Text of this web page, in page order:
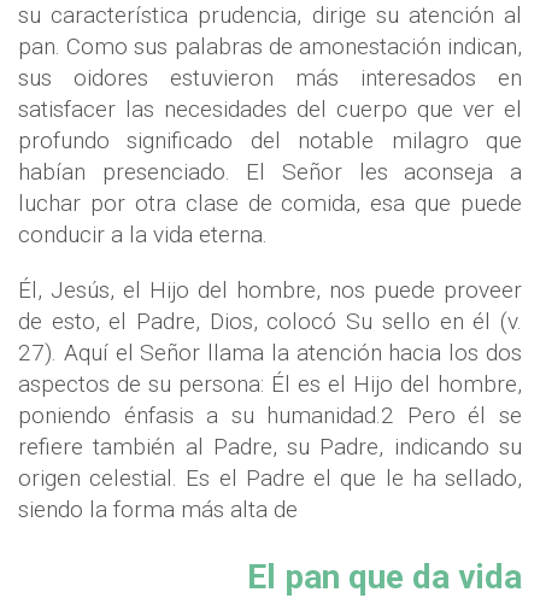
su característica prudencia, dirige su atención al
pan. Como sus palabras de amonestación indican,
sus oidores estuvieron más interesados en
satisfacer las necesidades del cuerpo que ver el
profundo significado del notable milagro que
habían presenciado. El Señor les aconseja a
luchar por otra clase de comida, esa que puede
conducir a la vida eterna.
Él, Jesús, el Hijo del hombre, nos puede proveer
de esto, el Padre, Dios, colocó Su sello en él (v.
27). Aquí el Señor llama la atención hacia los dos
aspectos de su persona: Él es el Hijo del hombre,
poniendo énfasis a su humanidad.2 Pero él se
refiere también al Padre, su Padre, indicando su
origen celestial. Es el Padre el que le ha sellado,
siendo la forma más alta de
El pan que da vida